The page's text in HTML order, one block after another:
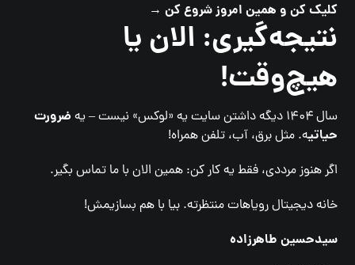
کلیک کن و همین امروز شروع کن →
نتیجه‌گیری: الان یا
هیچ‌وقت!
سال ۱۴۰۴ دیگه داشتن سایت یه «لوکس» نیست – یه
ضرورت
حیاتیه. مثل برق، آب، تلفن همراه!
اگر هنوز مرددی، فقط یه کار کن: همین الان با ما تماس بگیر.
خانه دیجیتال رویاهات منتظرته. بیا با هم بسازیمش!
سیدحسین طاهرزاده